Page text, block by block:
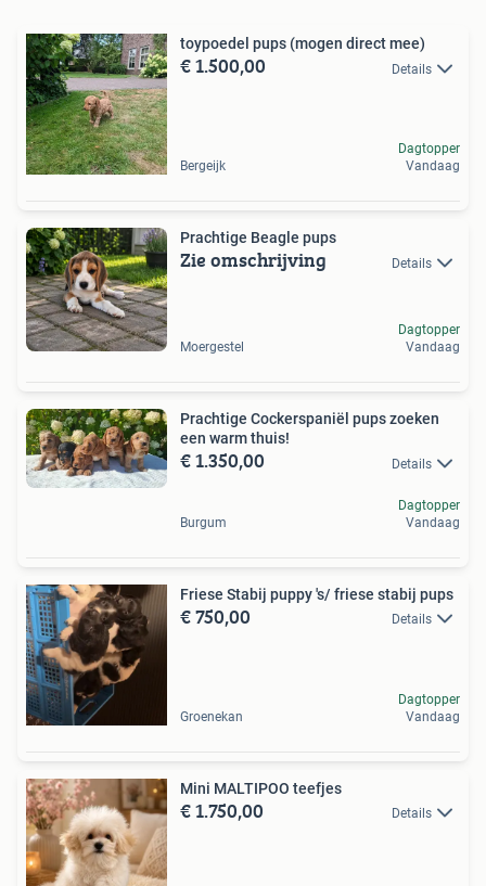
toypoedel pups (mogen direct mee)
€ 1.500,00 Details
Bergeijk
Dagtopper
Vandaag
Prachtige Beagle pups
Zie omschrijving Details
Moergestel
Dagtopper
Vandaag
Prachtige Cockerspaniël pups zoeken
een warm thuis!
€ 1.350,00 Details
Burgum
Dagtopper
Vandaag
Friese Stabij puppy 's/ friese stabij pups
€ 750,00 Details
Groenekan
Dagtopper
Vandaag
Mini MALTIPOO teefjes
€ 1.750,00 Details